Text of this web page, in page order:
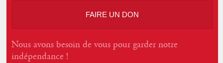
FAIRE UN DON
Nous avons besoin de vous pour garder notre
indépendance !